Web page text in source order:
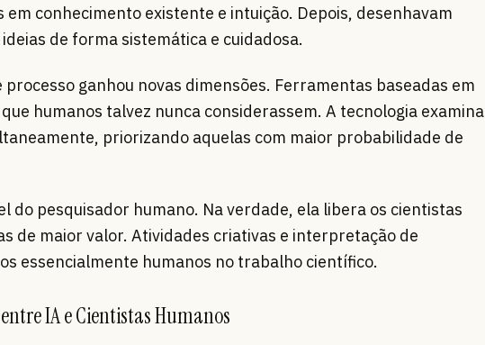
conhecimento existente e intuição. Depois, desenhavam
de forma sistemática e cuidadosa.
ganhou novas dimensões. Ferramentas baseadas em
humanos talvez nunca considerassem. A tecnologia examina
priorizando aquelas com maior probabilidade de
do pesquisador humano. Na verdade, ela libera os cientistas
de maior valor. Atividades criativas e interpretação de
essencialmente humanos no trabalho científico.
IA e Cientistas Humanos